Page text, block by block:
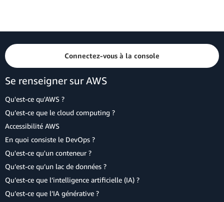
Connectez-vous à la console
Se renseigner sur AWS
Qu'est-ce qu'AWS ?
Qu’est-ce que le cloud computing ?
Accessibilité AWS
En quoi consiste le DevOps ?
Qu'est-ce qu'un conteneur ?
Qu’est-ce qu’un lac de données ?
Qu’est-ce que l’intelligence artificielle (IA) ?
Qu’est-ce que l’IA générative ?